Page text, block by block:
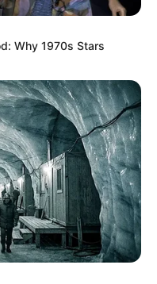
Why 1970s Stars